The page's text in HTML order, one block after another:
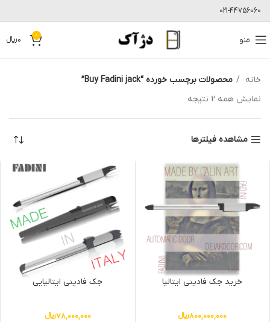
021-44756060
منو 0
0﷼
خانه
محصولات برچسب خورده “Buy Fadini jack”
نمایش همه 2 نتیجه
مشاهده فیلترها
خرید جک فادینی ایتالیا
800,000,000﷼
جک فادینی ایتالیایی
78,000,000﷼